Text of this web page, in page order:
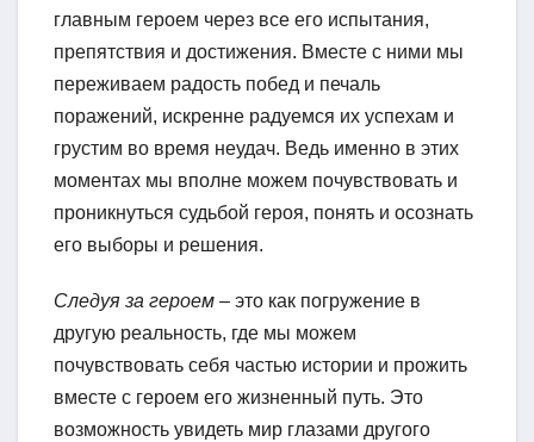
главным героем через все его испытания,
препятствия и достижения. Вместе с ними мы
переживаем радость побед и печаль
поражений, искренне радуемся их успехам и
грустим во время неудач. Ведь именно в этих
моментах мы вполне можем почувствовать и
проникнуться судьбой героя, понять и осознать
его выборы и решения.
Следуя за героем – это как погружение в
другую реальность, где мы можем
почувствовать себя частью истории и прожить
вместе с героем его жизненный путь. Это
возможность увидеть мир глазами другого